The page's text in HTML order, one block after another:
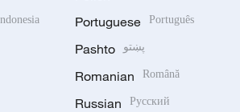
Portuguese Português
Pashto پښتو
Romanian Română
Russian Русский